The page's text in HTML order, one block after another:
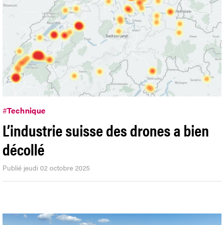
#Technique
L’industrie suisse des drones a bien
décollé
Publié jeudi 02 octobre 2025